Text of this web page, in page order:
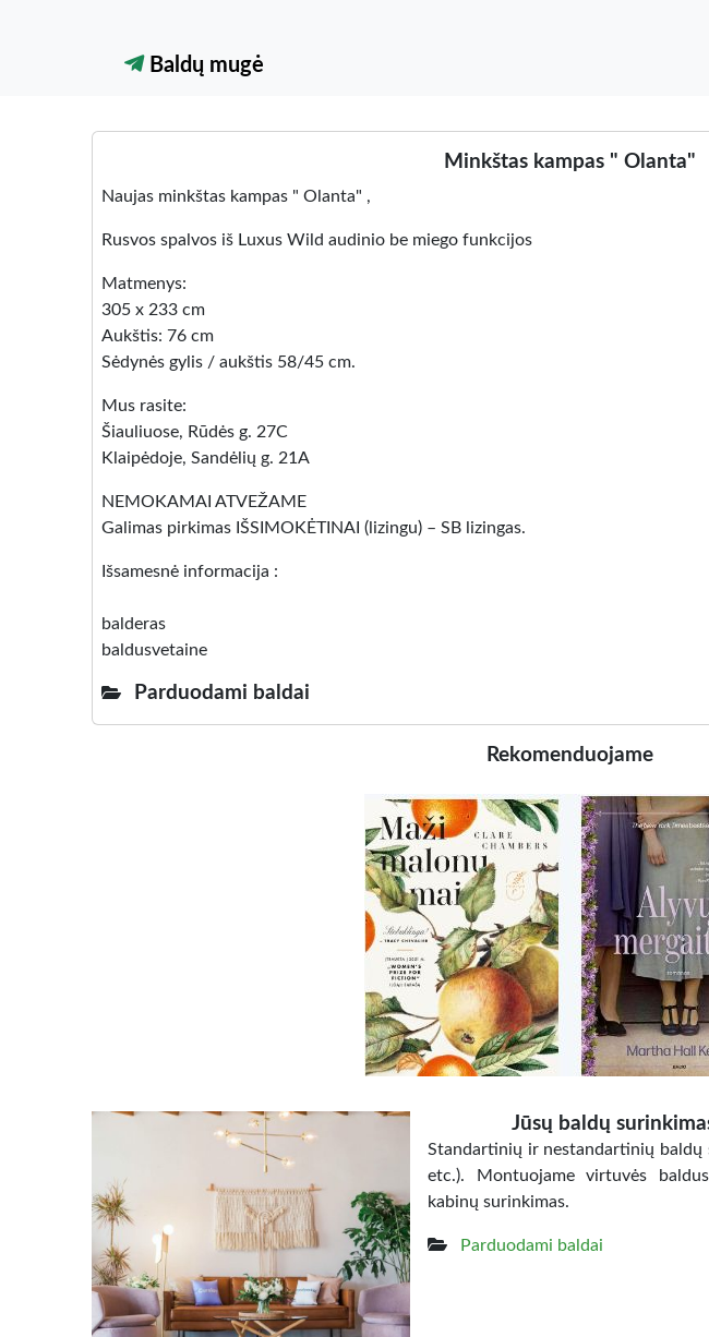
Baldų mugė
Minkštas kampas " Olanta"
Naujas minkštas kampas " Olanta" ,
Rusvos spalvos iš Luxus Wild audinio be miego funkcijos
Matmenys:
305 x 233 cm
Aukštis: 76 cm
Sėdynės gylis / aukštis 58/45 cm.
Mus rasite:
Šiauliuose, Rūdės g. 27C
Klaipėdoje, Sandėlių g. 21A
NEMOKAMAI ATVEŽAME
Galimas pirkimas IŠSIMOKĖTINAI (lizingu) – SB lizingas.
Išsamesnė informacija :
balderas
baldusvetaine
Parduodami baldai
Rekomenduojame
Jūsų baldų
Standartinių ir nestandartinių baldų
etc.). Montuojame virtuvės
kabinų surinkimas.
Parduodami baldai